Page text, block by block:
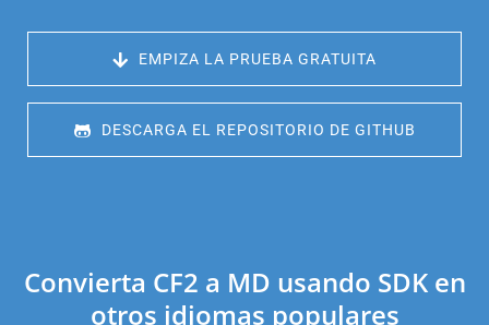
EMPIZA LA PRUEBA GRATUITA
DESCARGA EL REPOSITORIO DE GITHUB
Convierta CF2 a MD usando SDK en
otros idiomas populares